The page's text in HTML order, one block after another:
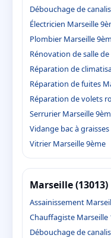
Débouchage de
Électricien Marseille
Plombier Marseille
Rénovation de salle
Réparation de
Réparation de fuites
Réparation de volets
Serrurier Marseille
Vidange bac à
Vitrier Marseille 9ème
Marseille (13013)
Assainissement
Chauffagiste Marseille
Débouchage de